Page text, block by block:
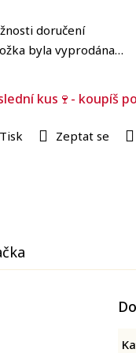
kus🍷- koupíš
doručení
byla vyprodána…
Tisk Zeptat se